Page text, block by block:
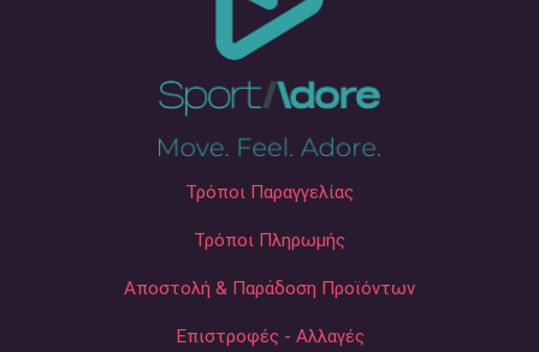
Τρόποι Παραγγελίας
Τρόποι Πληρωμής
Αποστολή & Παράδοση Προϊόντων
Επιστροφές - Αλλαγές